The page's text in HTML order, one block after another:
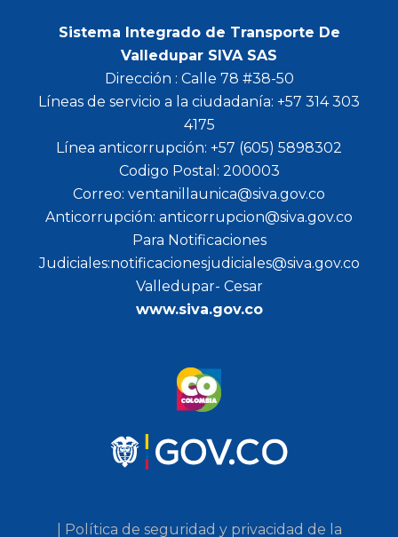
Sistema Integrado de Transporte De
Valledupar SIVA SAS
Dirección : Calle 78 #38-50
Líneas de servicio a la ciudadanía: +57 314 303
4175
Línea anticorrupción: +57 (605) 5898302
Codigo Postal: 200003
Correo: ventanillaunica@siva.gov.co
Anticorrupción: anticorrupcion@siva.gov.co
Para Notificaciones
Judiciales:notificacionesjudiciales@siva.gov.co
Valledupar- Cesar
www.siva.gov.co
| Política de seguridad y privacidad de la